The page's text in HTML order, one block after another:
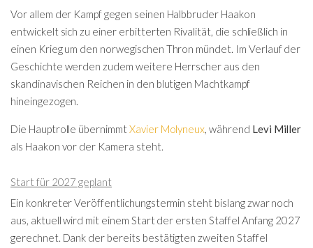
Vor allem der Kampf gegen seinen Halbbruder Haakon
entwickelt sich zu einer erbitterten Rivalität, die schließlich in
einen Krieg um den norwegischen Thron mündet. Im Verlauf der
Geschichte werden zudem weitere Herrscher aus den
skandinavischen Reichen in den blutigen Machtkampf
hineingezogen.
Die Hauptrolle übernimmt Xavier Molyneux, während Levi Miller
als Haakon vor der Kamera steht.
Start für 2027 geplant
Ein konkreter Veröffentlichungstermin steht bislang zwar noch
aus, aktuell wird mit einem Start der ersten Staffel Anfang 2027
gerechnet. Dank der bereits bestätigten zweiten Staffel